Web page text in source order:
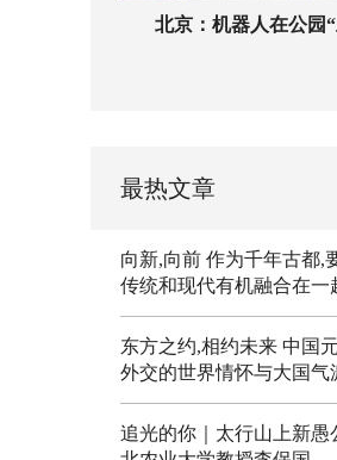
北京：机器人在公园
最热文章
向新,向前 作为千年古都,
传统和现代有机融合在一
东方之约,相约未来 中国
外交的世界情怀与大国气
追光的你｜太行山上新愚